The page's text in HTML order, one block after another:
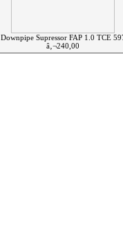
Downpipe Supressor FAP 1.0 TCE
â‚¬240,00